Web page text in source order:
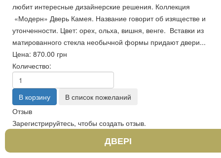
любит интересные дизайнерские решения. Коллекция
«Модерн» Дверь Камея. Название говорит об изяществе и
утонченности. Цвет: орех, ольха, вишня, венге. Вставки из
матированного стекла необычной формы придают двери...
Цена: 870.00 грн
Количество:
Отзыв
Зарегистрируйтесь, чтобы создать отзыв.
ДВЕРІ